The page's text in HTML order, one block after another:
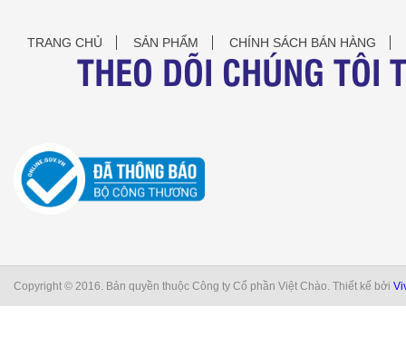
TRANG CHỦ SẢN PHẨM CHÍNH SÁCH BÁN HÀNG
THEO DÕI CHÚNG TÔI
Copyright © 2016. Bản quyền thuộc Công ty Cổ phần Việt Chào. Thiết kế bởi